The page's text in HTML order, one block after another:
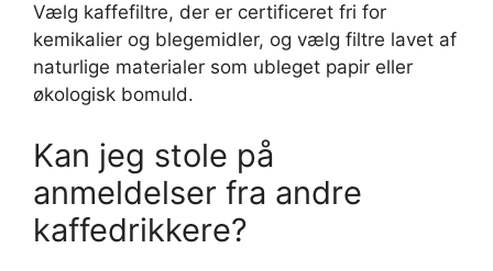
Vælg kaffefiltre, der er certificeret fri for
kemikalier og blegemidler, og vælg filtre lavet af
naturlige materialer som ubleget papir eller
økologisk bomuld.
Kan jeg stole på
anmeldelser fra andre
kaffedrikkere?